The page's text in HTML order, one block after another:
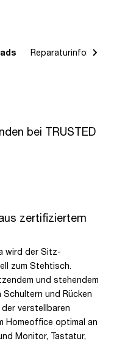
bei TRUSTED
zertifiziertem
wird der Sitz-
zum Stehtisch.
und stehendem
und Rücken
verstellbaren
Homeoffice optimal an
Monitor, Tastatur,